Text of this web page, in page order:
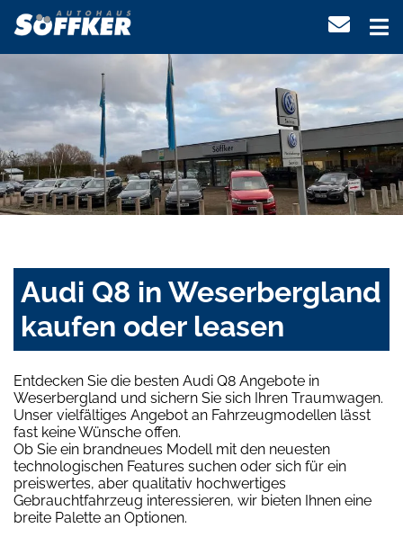
Audi Q8 in Weserbergland
kaufen oder leasen
Entdecken Sie die besten Audi Q8 Angebote in
Weserbergland und sichern Sie sich Ihren Traumwagen.
Unser vielfältiges Angebot an Fahrzeugmodellen lässt
fast keine Wünsche offen.
Ob Sie ein brandneues Modell mit den neuesten
technologischen Features suchen oder sich für ein
preiswertes, aber qualitativ hochwertiges
Gebrauchtfahrzeug interessieren, wir bieten Ihnen eine
breite Palette an Optionen.